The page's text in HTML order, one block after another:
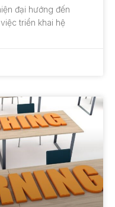
đại hướng đến
triển khai hệ